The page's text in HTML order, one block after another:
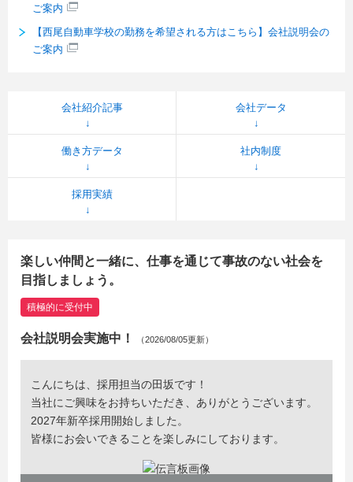
ご案内
【西尾自動車学校の勤務を希望される方はこちら】会社説明会の
ご案内
会社紹介記事 会社データ
働き方データ 社内制度
採用実績
楽しい仲間と一緒に、仕事を通じて事故のない社会を
目指しましょう。
積極的に受付中
会社説明会実施中！ （2026/08/05更新）
こんにちは、採用担当の田坂です！
当社にご興味をお持ちいただき、ありがとうございます。
2027年新卒採用開始しました。
皆様にお会いできることを楽しみにしております。